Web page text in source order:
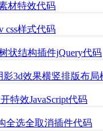
材特效代码
css样式代码
状结构插件jQuery代码
影3d效果横竖排版布局
特效JavaScript代码
全选全取消插件代码